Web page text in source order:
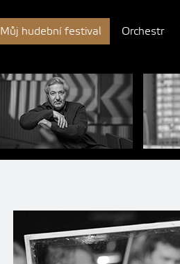
Můj hudební festival Orchestr